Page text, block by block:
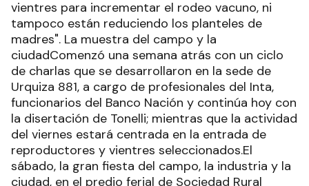
vientres para incrementar el rodeo vacuno, ni
tampoco están reduciendo los planteles de
madres". La muestra del campo y la
ciudadComenzó una semana atrás con un ciclo
de charlas que se desarrollaron en la sede de
Urquiza 881, a cargo de profesionales del Inta,
funcionarios del Banco Nación y continúa hoy con
la disertación de Tonelli; mientras que la actividad
del viernes estará centrada en la entrada de
reproductores y vientres seleccionados.El
sábado, la gran fiesta del campo, la industria y la
ciudad, en el predio ferial de Sociedad Rural